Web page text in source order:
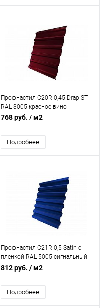
Профнастил С20R 0,45 Drap ST
RAL 3005 красное вино
768 руб. / м2
Подробнее
Профнастил С21R 0,5 Satin с
пленкой RAL 5005 сигнальный
синий
812 руб. / м2
Подробнее